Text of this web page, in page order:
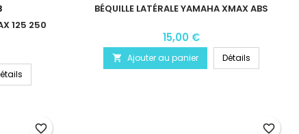
125 250
BÉQUILLE LATÉRALE YAMAHA XMAX ABS
15,00 €
 Ajouter au panier Détails
favorite_border favorite_border